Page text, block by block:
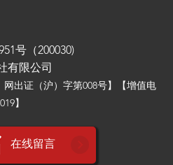
号（200030)
有限公司
网出证（沪）字第008号】【增值电
】
在线留言